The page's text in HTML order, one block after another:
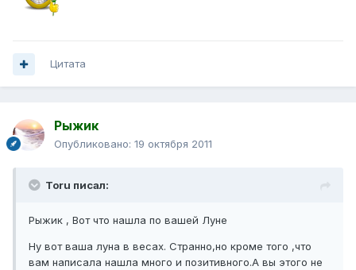
Цитата
Рыжик
Опубликовано: 19 октября 2011
Toru писал:
Рыжик , Вот что нашла по вашей Луне
Ну вот ваша луна в весах. Странно,но кроме того ,что
вам написала нашла много и позитивного.А вы этого не